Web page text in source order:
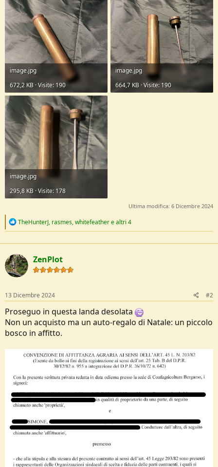
image.jpg
672,2 KB · Visite: 190
image.jpg
664,7 KB · Visite: 190
image.jpg
295,8 KB · Visite: 178
Ultima modifica: 6 Dicembre 2024
R
c
t
i
o
n
:
TheHunterJ, rasmes,whitefeathere altri 4
ZenPlot
13 Dicembre 2024 #2
Proseguo in questa landa desolata
Non un acquisto ma un auto-regalo di Natale: un piccolo
bosco in affitto.